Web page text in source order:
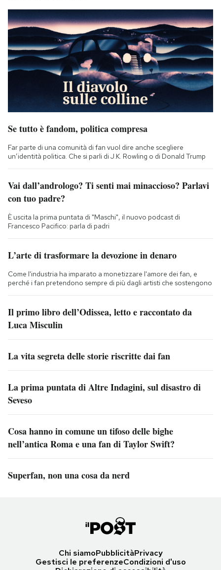
Se tutto è fandom, politica compresa
Far parte di una comunità di fan vuol dire anche scegliere
un’identità politica. Che si parli di J.K. Rowling o di Donald Trump
Vai dall’andrologo? Ti senti mai minaccioso? Parlavi
con tuo padre?
È uscita la prima puntata di "Maschi", il nuovo podcast di
Francesco Pacifico: parla di padri
L’arte di trasformare la devozione in denaro
Come l'industria ha imparato a monetizzare l'amore dei fan, e
perché i fan pretendono sempre di più dagli artisti che sostengono
Il primo libro dell’Odissea, letto e raccontato da
Luca Misculin
La vita segreta delle storie riscritte dai fan
La prima puntata di Altre Indagini, sul disastro di
Seveso
Cosa hanno in comune un tifoso delle bighe
nell’antica Roma e una fan di Taylor Swift?
Superfan, non una cosa da nerd
Chi siamoPubblicitàPrivacy
Gestisci le preferenzeCondizioni d'uso